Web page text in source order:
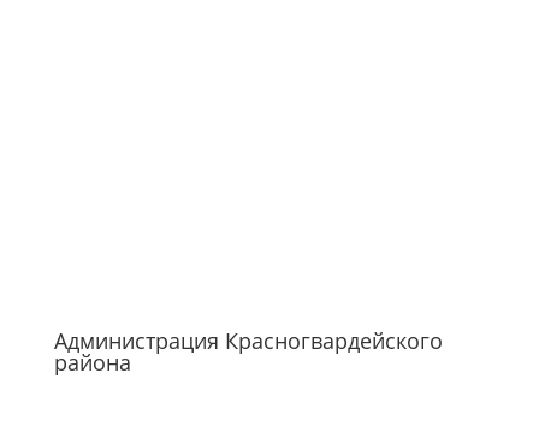
Администрация Красногвардейского
района